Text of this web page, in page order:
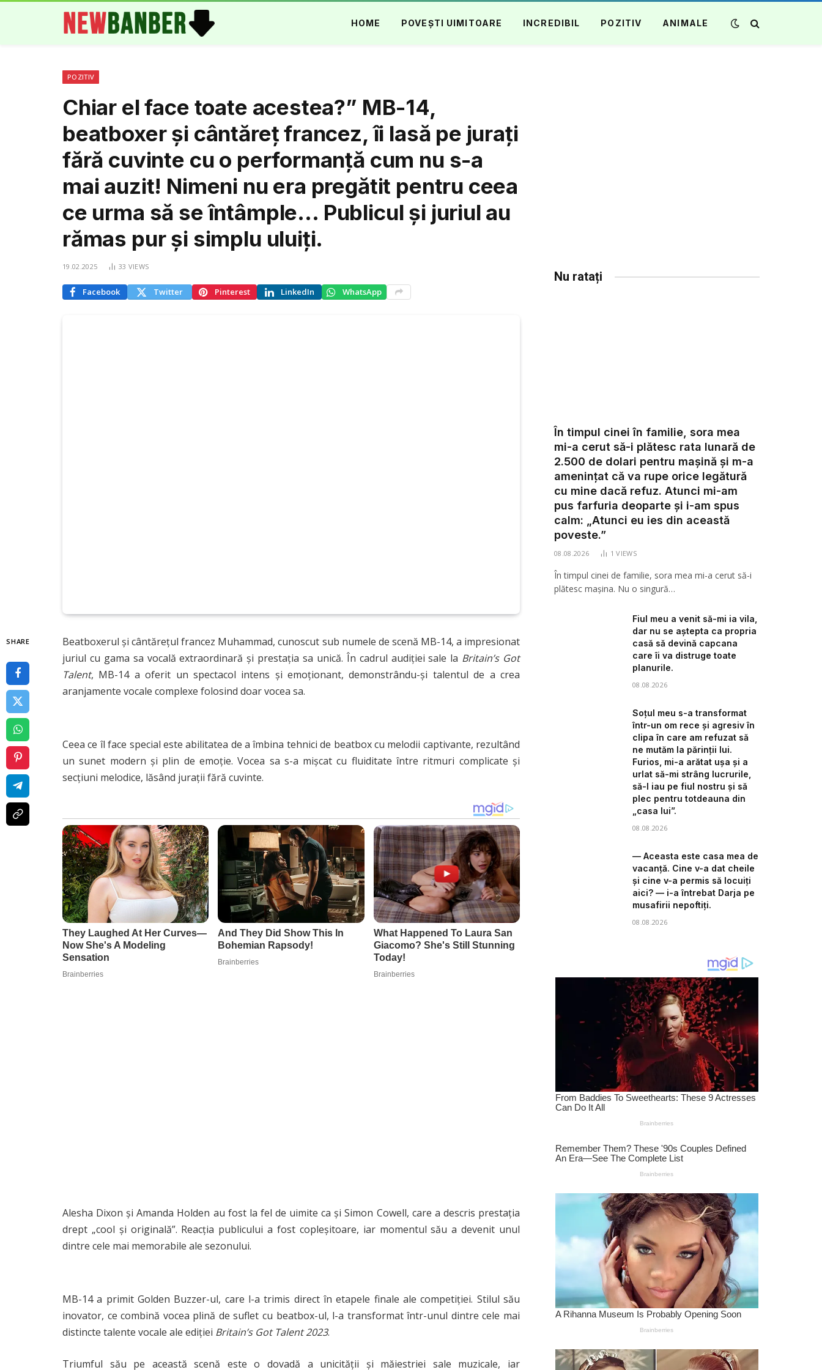
HOME POVEȘTI UIMITOARE INCREDIBIL POZITIV ANIMALE
POZITIV
Chiar el face toate acestea?” MB-14,
beatboxer și cântăreț francez, îi lasă pe jurați
fără cuvinte cu o performanță cum nu s-a
mai auzit! Nimeni nu era pregătit pentru ceea
ce urma să se întâmple… Publicul și juriul au
rămas pur și simplu uluiți.
19.02.2025 33 VIEWS
Facebook Twitter Pinterest LinkedIn WhatsApp
SHARE
Beatboxerul și cântărețul francez Muhammad, cunoscut sub numele de scenă MB-14, a impresionat
juriul cu gama sa vocală extraordinară și prestația sa unică. În cadrul audiției sale la Britain’s Got
Talent, MB-14 a oferit un spectacol intens și emoționant, demonstrându-și talentul de a crea
aranjamente vocale complexe folosind doar vocea sa.
Ceea ce îl face special este abilitatea de a îmbina tehnici de beatbox cu melodii captivante, rezultând
un sunet modern și plin de emoție. Vocea sa s-a mișcat cu fluiditate între ritmuri complicate și
secțiuni melodice, lăsând jurații fără cuvinte.
Alesha Dixon și Amanda Holden au fost la fel de uimite ca și Simon Cowell, care a descris prestația
drept „cool și originală”. Reacția publicului a fost copleșitoare, iar momentul său a devenit unul
dintre cele mai memorabile ale sezonului.
MB-14 a primit Golden Buzzer-ul, care l-a trimis direct în etapele finale ale competiției. Stilul său
inovator, ce combină vocea plină de suflet cu beatbox-ul, l-a transformat într-unul dintre cele mai
distincte talente vocale ale ediției Britain’s Got Talent 2023.
Triumful său pe această scenă este o dovadă a unicității și măiestriei sale muzicale, iar
Nu ratați
În timpul cinei în familie, sora mea
mi-a cerut să-i plătesc rata lunară de
2.500 de dolari pentru mașină și m-a
amenințat că va rupe orice legătură
cu mine dacă refuz. Atunci mi-am
pus farfuria deoparte și i-am spus
calm: „Atunci eu ies din această
poveste.”
08.08.2026 1VIEWS
În timpul cinei de familie, sora mea mi-a cerut să-i
plătesc mașina. Nu o singură…
Fiul meu a venit să-mi ia vila,
dar nu se aștepta ca propria
casă să devină capcana
care îi va distruge toate
planurile.
08.08.2026
Soțul meu s-a transformat
într-un om rece și agresiv în
clipa în care am refuzat să
ne mutăm la părinții lui.
Furios, mi-a arătat ușa și a
urlat să-mi strâng lucrurile,
să-l iau pe fiul nostru și să
plec pentru totdeauna din
„casa lui”.
08.08.2026
— Aceasta este casa mea de
vacanță. Cine v-a dat cheile
și cine v-a permis să locuiți
aici? — i-a întrebat Darja pe
musafirii nepoftiți.
08.08.2026